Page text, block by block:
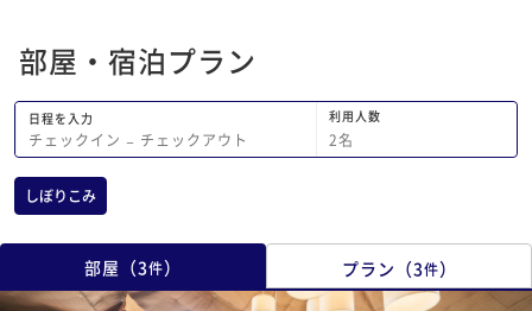
手なのはとても嬉し
りがとても強く、少
てるのではと感じてし
いないのか少し気になり
点以外はとてもよか
部屋・宿泊プラン
日程を入力
チェックイン − チェックアウト
利用人数
2名
しぼりこみ
部屋 （3件） プラン （3件）